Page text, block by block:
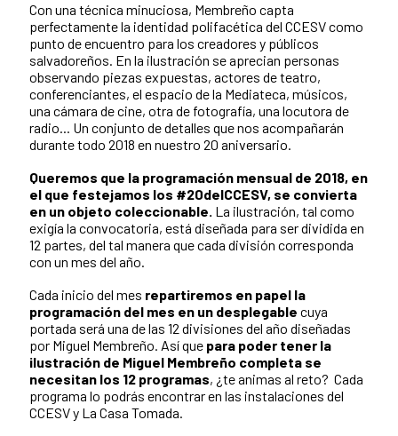
Con una técnica minuciosa, Membreño capta
perfectamente la identidad polifacética del CCESV como
punto de encuentro para los creadores y públicos
salvadoreños. En la ilustración se aprecian personas
observando piezas expuestas, actores de teatro,
conferenciantes, el espacio de la Mediateca, músicos,
una cámara de cine, otra de fotografía, una locutora de
radio... Un conjunto de detalles que nos acompañarán
durante todo 2018 en nuestro 20 aniversario.
Queremos que la programación mensual de 2018, en
el que festejamos los #20delCCESV, se convierta
en un objeto coleccionable. La ilustración, tal como
exigía la convocatoria, está diseñada para ser dividida en
12 partes, del tal manera que cada división corresponda
con un mes del año.
Cada inicio del mes repartiremos en papel la
programación del mes en un desplegable cuya
portada será una de las 12 divisiones del año diseñadas
por Miguel Membreño. Así que para poder tener la
ilustración de Miguel Membreño completa se
necesitan los 12 programas, ¿te animas al reto? Cada
programa lo podrás encontrar en las instalaciones del
CCESV y La Casa Tomada.